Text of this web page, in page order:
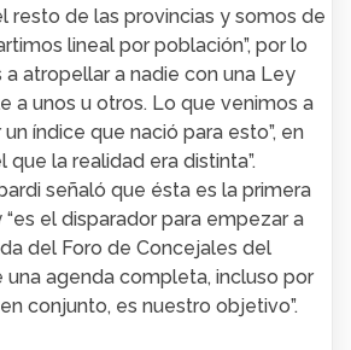
resto de las provincias y somos de
lineal por población”, por lo
a atropellar a nadie con una Ley
a unos u otros. Lo que venimos a
índice que nació para esto”, en
que la realidad era distinta”.
señaló que ésta es la primera
el disparador para empezar a
del Foro de Concejales del
una agenda completa, incluso por
conjunto, es nuestro objetivo”.